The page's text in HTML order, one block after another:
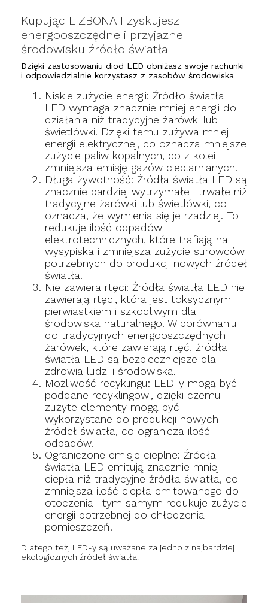
Kupując LIZBONA I zyskujesz
energooszczędne i przyjazne
środowisku źródło światła
Dzięki zastosowaniu diod LED obniżasz swoje rachunki
i odpowiedzialnie korzystasz z zasobów środowiska
Niskie zużycie energii: Źródło światła
LED wymaga znacznie mniej energii do
działania niż tradycyjne żarówki lub
świetlówki. Dzięki temu zużywa mniej
energii elektrycznej, co oznacza mniejsze
zużycie paliw kopalnych, co z kolei
zmniejsza emisję gazów cieplarnianych.
Długa żywotność: Źródła światła LED są
znacznie bardziej wytrzymałe i trwałe niż
tradycyjne żarówki lub świetlówki, co
oznacza, że wymienia się je rzadziej. To
redukuje ilość odpadów
elektrotechnicznych, które trafiają na
wysypiska i zmniejsza zużycie surowców
potrzebnych do produkcji nowych źródeł
światła.
Nie zawiera rtęci: Źródła światła LED nie
zawierają rtęci, która jest toksycznym
pierwiastkiem i szkodliwym dla
środowiska naturalnego. W porównaniu
do tradycyjnych energooszczędnych
żarówek, które zawierają rtęć, źródła
światła LED są bezpieczniejsze dla
zdrowia ludzi i środowiska.
Możliwość recyklingu: LED-y mogą być
poddane recyklingowi, dzięki czemu
zużyte elementy mogą być
wykorzystane do produkcji nowych
źródeł światła, co ogranicza ilość
odpadów.
Ograniczone emisje cieplne: Źródła
światła LED emitują znacznie mniej
ciepła niż tradycyjne źródła światła, co
zmniejsza ilość ciepła emitowanego do
otoczenia i tym samym redukuje zużycie
energii potrzebnej do chłodzenia
pomieszczeń.
Dlatego też, LED-y są uważane za jedno z najbardziej
ekologicznych źródeł światła.